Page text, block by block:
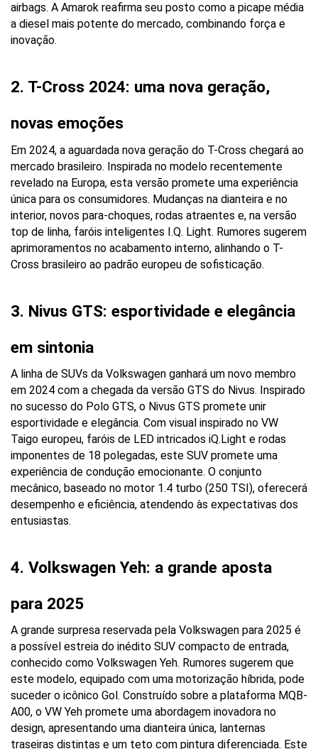
airbags. A Amarok reafirma seu posto como a picape média
a diesel mais potente do mercado, combinando força e
inovação.
2. T-Cross 2024: uma nova geração,
novas emoções
Em 2024, a aguardada nova geração do T-Cross chegará ao
mercado brasileiro. Inspirada no modelo recentemente
revelado na Europa, esta versão promete uma experiência
única para os consumidores. Mudanças na dianteira e no
interior, novos para-choques, rodas atraentes e, na versão
top de linha, faróis inteligentes I.Q. Light. Rumores sugerem
aprimoramentos no acabamento interno, alinhando o T-
Cross brasileiro ao padrão europeu de sofisticação.
3. Nivus GTS: esportividade e elegância
em sintonia
A linha de SUVs da Volkswagen ganhará um novo membro
em 2024 com a chegada da versão GTS do Nivus. Inspirado
no sucesso do Polo GTS, o Nivus GTS promete unir
esportividade e elegância. Com visual inspirado no VW
Taigo europeu, faróis de LED intricados iQ.Light e rodas
imponentes de 18 polegadas, este SUV promete uma
experiência de condução emocionante. O conjunto
mecânico, baseado no motor 1.4 turbo (250 TSI), oferecerá
desempenho e eficiência, atendendo às expectativas dos
entusiastas.
4. Volkswagen Yeh: a grande aposta
para 2025
A grande surpresa reservada pela Volkswagen para 2025 é
a possível estreia do inédito SUV compacto de entrada,
conhecido como Volkswagen Yeh. Rumores sugerem que
este modelo, equipado com uma motorização híbrida, pode
suceder o icônico Gol. Construído sobre a plataforma MQB-
A00, o VW Yeh promete uma abordagem inovadora no
design, apresentando uma dianteira única, lanternas
traseiras distintas e um teto com pintura diferenciada. Este